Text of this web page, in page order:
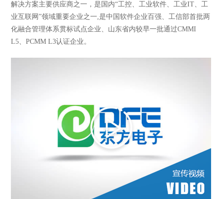
解决方案主要供应商之一，是国内“工控、工业软件、工业IT、工
业互联网”领域重要企业之一,是中国软件企业百强、工信部首批两
化融合管理体系贯标试点企业、山东省内较早一批通过CMMI
L5、PCMM L3认证企业。